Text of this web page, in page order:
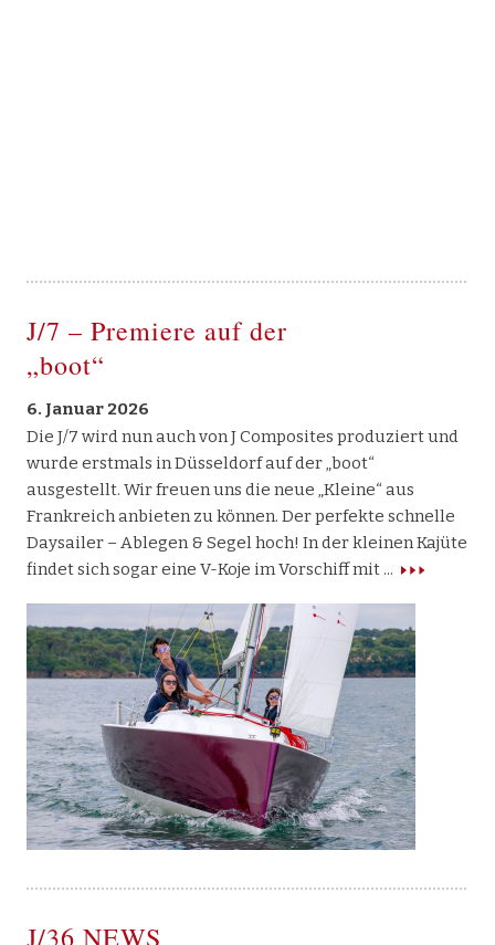
J/7 – Premiere auf der
„boot“
6. Januar 2026
Die J/7 wird nun auch von J Composites produziert und
wurde erstmals in Düsseldorf auf der „boot“
ausgestellt. Wir freuen uns die neue „Kleine“ aus
Frankreich anbieten zu können. Der perfekte schnelle
Daysailer – Ablegen & Segel hoch! In der kleinen Kajüte
findet sich sogar eine V-Koje im Vorschiff mit
J/36 NEWS